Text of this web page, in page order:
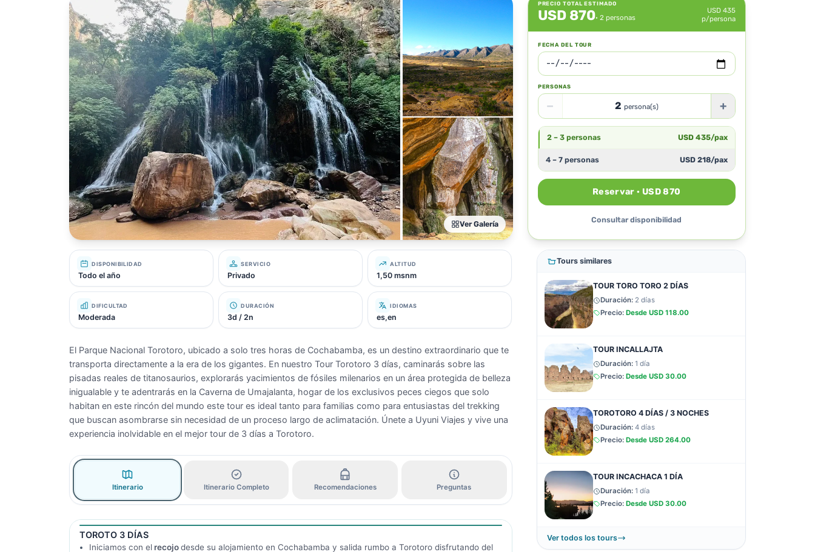
Ver Galería
PRECIO TOTAL ESTIMADO
USD 870· 2 personas
USD 435
p/persona
FECHA DEL TOUR
PERSONAS
− 2 persona(s) +
2 – 3 personas USD 435/pax
4 – 7 personas USD 218/pax
Reservar · USD 870
Consultar disponibilidad
DISPONIBILIDAD
Todo el año
SERVICIO
Privado
ALTITUD
1,50 msnm
DIFICULTAD
Moderada
DURACIÓN
3d / 2n
IDIOMAS
es,en
El Parque Nacional Torotoro, ubicado a solo tres horas de Cochabamba, es un destino extraordinario que te
transporta directamente a la era de los gigantes. En nuestro Tour Torotoro 3 días, caminarás sobre las
pisadas reales de titanosaurios, explorarás yacimientos de fósiles milenarios en un área protegida de belleza
inigualable y te adentrarás en la Caverna de Umajalanta, hogar de los exclusivos peces ciegos que solo
habitan en este rincón del mundo este tour es ideal tanto para familias como para entusiastas del trekking
que buscan asombrarse sin necesidad de un proceso largo de aclimatación. Únete a Uyuni Viajes y vive una
experiencia inolvidable en el mejor tour de 3 días a Torotoro.
Itinerario Itinerario Completo Recomendaciones Preguntas
TOROTO 3 DÍAS
Iniciamos con el recojodesde su alojamiento en Cochabamba y salida rumbo a Torotoro disfrutando del
Tours similares
TOUR TORO TORO 2 DÍAS
Duración: 2 días
Precio: Desde USD 118.00
TOUR INCALLAJTA
Duración: 1 día
Precio: Desde USD 30.00
TOROTORO 4 DÍAS / 3 NOCHES
Duración: 4 días
Precio: Desde USD 264.00
TOUR INCACHACA 1 DÍA
Duración: 1 día
Precio: Desde USD 30.00
Ver todos los tours